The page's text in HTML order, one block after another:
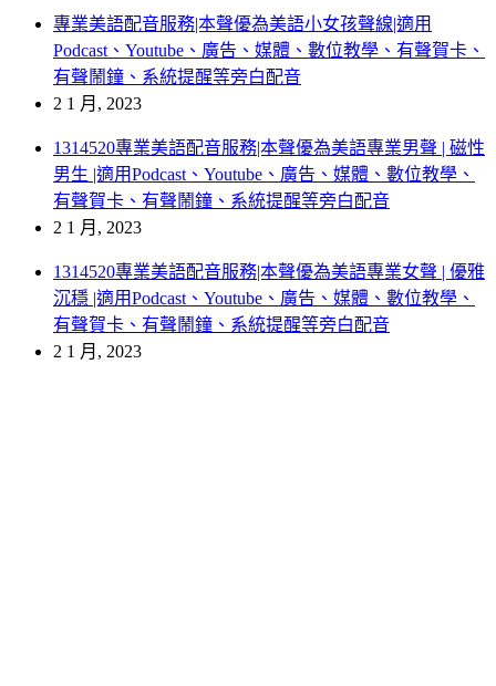
專業美語配音服務|本聲優為美語小女孩聲線|適用
Podcast、Youtube、廣告、媒體、數位教學、有聲賀卡、
有聲鬧鐘、系統提醒等旁白配音
2 1 月, 2023
1314520專業美語配音服務|本聲優為美語專業男聲 | 磁性
男生 |適用Podcast、Youtube、廣告、媒體、數位教學、
有聲賀卡、有聲鬧鐘、系統提醒等旁白配音
2 1 月, 2023
1314520專業美語配音服務|本聲優為美語專業女聲 | 優雅
沉穩 |適用Podcast、Youtube、廣告、媒體、數位教學、
有聲賀卡、有聲鬧鐘、系統提醒等旁白配音
2 1 月, 2023